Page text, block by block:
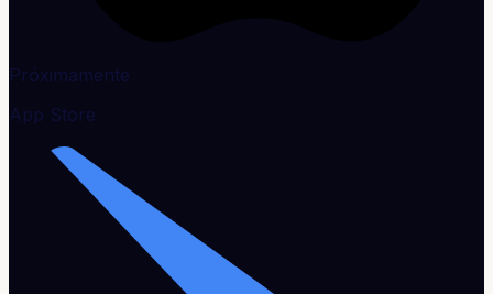
Próximamente
App Store